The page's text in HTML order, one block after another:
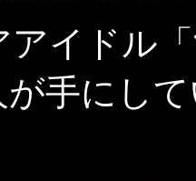
ドル「
手にし